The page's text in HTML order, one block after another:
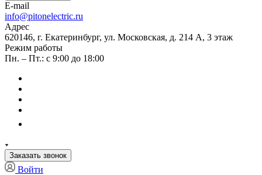
E-mail
info@pitonelectric.ru
Адрес
620146, г. Екатеринбург, ул. Московская, д. 214 А, 3 этаж
Режим работы
Пн. – Пт.: с 9:00 до 18:00
Заказать звонок
Войти